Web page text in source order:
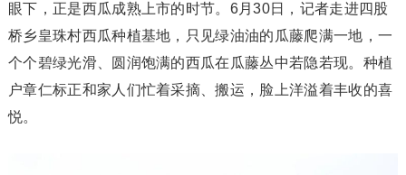
眼下，正是西瓜成熟上市的时节。6月30日，记者走进四股
桥乡皇珠村西瓜种植基地，只见绿油油的瓜藤爬满一地，一
个个碧绿光滑、圆润饱满的西瓜在瓜藤丛中若隐若现。种植
户章仁标正和家人们忙着采摘、搬运，脸上洋溢着丰收的喜
悦。